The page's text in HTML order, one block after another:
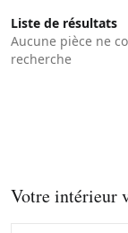
Liste de résultats
Aucune pièce ne
recherche
Votre intérieur